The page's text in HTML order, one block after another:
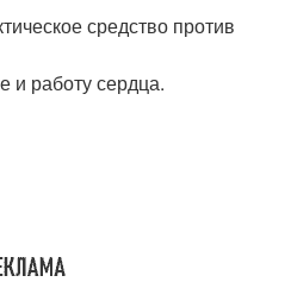
средство против
и работу сердца.